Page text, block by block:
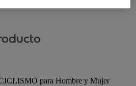
para Hombre y Mujer